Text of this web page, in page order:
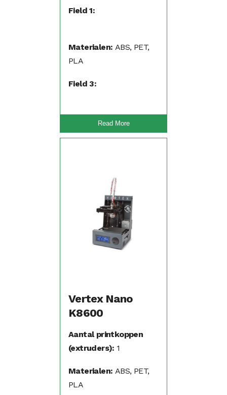
Field 1:
Materialen: ABS, PET,
PLA
Field 3:
Read More
Vertex Nano
K8600
Aantal printkoppen
(extruders): 1
Materialen: ABS, PET,
PLA